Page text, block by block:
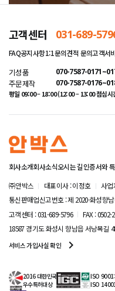
주문제작 견적내기
선택하여 나만의 포장상품을 만나보
고객센터 031-689-
FAQ공지사항1:1문의견적 문의고객서
기성품 070-7587-
주문제작 070-7587-
평일 09:00 – 18:00 (12:00 – 13:00 점심시
회사소개회사소식오시는 길인증서와
㈜안박스
대표이사 : 이정호
사업
통신판매업신고번호 : 제 2020-화성향
고객센터 : 031-689-5796
FAX : 0502-
18587 경기도 화성시 향남읍 서낭목길
서비스 가입사실 확인 navigate_next
2016 대한민국
우수특허대상
ISO
ISO